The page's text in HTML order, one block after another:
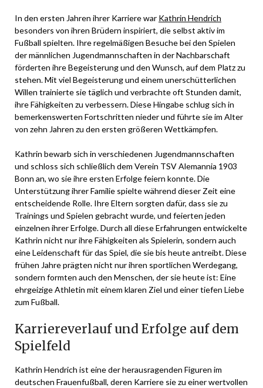
In den ersten Jahren ihrer Karriere war Kathrin Hendrich
besonders von ihren Brüdern inspiriert, die selbst aktiv im
Fußball spielten. Ihre regelmäßigen Besuche bei den Spielen
der männlichen Jugendmannschaften in der Nachbarschaft
förderten ihre Begeisterung und den Wunsch, auf dem Platz zu
stehen. Mit viel Begeisterung und einem unerschütterlichen
Willen trainierte sie täglich und verbrachte oft Stunden damit,
ihre Fähigkeiten zu verbessern. Diese Hingabe schlug sich in
bemerkenswerten Fortschritten nieder und führte sie im Alter
von zehn Jahren zu den ersten größeren Wettkämpfen.
Kathrin bewarb sich in verschiedenen Jugendmannschaften
und schloss sich schließlich dem Verein TSV Alemannia 1903
Bonn an, wo sie ihre ersten Erfolge feiern konnte. Die
Unterstützung ihrer Familie spielte während dieser Zeit eine
entscheidende Rolle. Ihre Eltern sorgten dafür, dass sie zu
Trainings und Spielen gebracht wurde, und feierten jeden
einzelnen ihrer Erfolge. Durch all diese Erfahrungen entwickelte
Kathrin nicht nur ihre Fähigkeiten als Spielerin, sondern auch
eine Leidenschaft für das Spiel, die sie bis heute antreibt. Diese
frühen Jahre prägten nicht nur ihren sportlichen Werdegang,
sondern formten auch den Menschen, der sie heute ist: Eine
ehrgeizige Athletin mit einem klaren Ziel und einer tiefen Liebe
zum Fußball.
Karriereverlauf und Erfolge auf dem
Spielfeld
Kathrin Hendrich ist eine der herausragenden Figuren im
deutschen Frauenfußball, deren Karriere sie zu einer wertvollen